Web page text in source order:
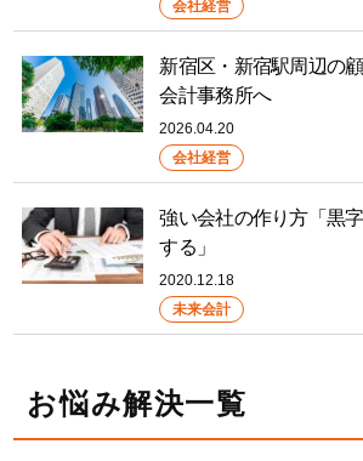
会社経営
新宿区・新宿駅周辺の
会計事務所へ
2026.04.20
会社経営
強い会社の作り方「黒
する」
2020.12.18
未来会計
お悩み解決一覧